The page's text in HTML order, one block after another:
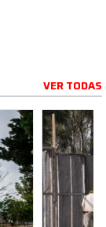
VER TODAS